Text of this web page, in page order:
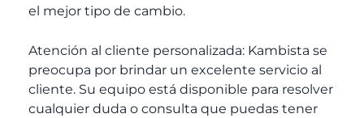
el mejor tipo de cambio.
Atención al cliente personalizada: Kambista se
preocupa por brindar un excelente servicio al
cliente. Su equipo está disponible para resolver
cualquier duda o consulta que puedas tener